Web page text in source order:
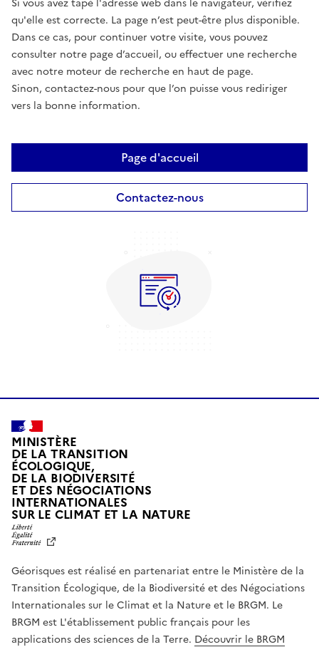
Si vous avez tapé l'adresse web dans le navigateur, vérifiez
qu'elle est correcte. La page n’est peut-être plus disponible.
Dans ce cas, pour continuer votre visite, vous pouvez
consulter notre page d’accueil, ou effectuer une recherche
avec notre moteur de recherche en haut de page.
Sinon, contactez-nous pour que l’on puisse vous rediriger
vers la bonne information.
Page d'accueil
Contactez-nous
MINISTÈRE
DE LA TRANSITION
ÉCOLOGIQUE,
DE LA BIODIVERSITÉ
ET DES NÉGOCIATIONS
INTERNATIONALES
SUR LE CLIMAT ET LA NATUREL
T
É
,
É
G
A
L
Géorisques est réalisé en partenariat entre le Ministère de la
Transition Écologique, de la Biodiversité et des Négociations
Internationales sur le Climat et la Nature et le BRGM. Le
BRGM est L'établissement public français pour les
applications des sciences de la Terre. Découvrir le BRGM